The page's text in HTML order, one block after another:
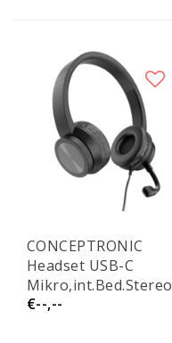
CONCEPTRONIC
Headset USB-C
Mikro,int.Bed.Stereo
2.0m sw Polona
€--,--